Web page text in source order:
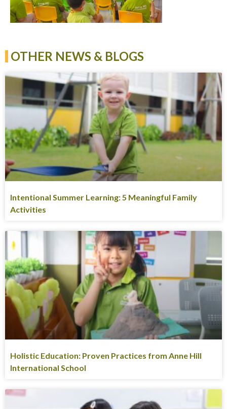
OTHER NEWS & BLOGS
Intentional Summer Learning: 5 Meaningful Family
Activities
Holistic Education: Proven Practices from Anne Hill
International School